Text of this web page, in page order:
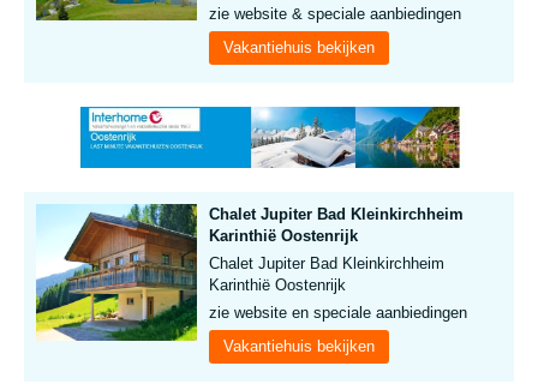
zie website & speciale aanbiedingen
Vakantiehuis bekijken
Chalet Jupiter Bad Kleinkirchheim
Karinthië Oostenrijk
Chalet Jupiter Bad Kleinkirchheim
Karinthië Oostenrijk
zie website en speciale aanbiedingen
Vakantiehuis bekijken